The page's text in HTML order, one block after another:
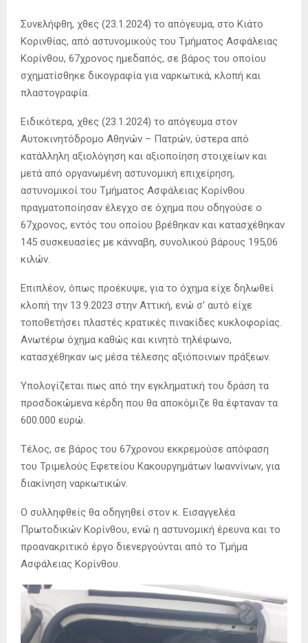
Συνελήφθη, χθες (23.1.2024) το απόγευμα, στο Κιάτο
Κορινθίας, από αστυνομικούς του Τμήματος Ασφάλειας
Κορίνθου, 67χρονος ημεδαπός, σε βάρος του οποίου
σχηματίσθηκε δικογραφία για ναρκωτικά, κλοπή και
πλαστογραφία.
Ειδικότερα, χθες (23.1.2024) το απόγευμα στον
Αυτοκινητόδρομο Αθηνών – Πατρών, ύστερα από
κατάλληλη αξιολόγηση και αξιοποίηση στοιχείων και
μετά από οργανωμένη αστυνομική επιχείρηση,
αστυνομικοί του Τμήματος Ασφάλειας Κορίνθου
πραγματοποίησαν έλεγχο σε όχημα που οδηγούσε ο
67χρονος, εντός του οποίου βρέθηκαν και κατασχέθηκαν
145 συσκευασίες με κάνναβη, συνολικού βάρους 195,06
κιλών.
Επιπλέον, όπως προέκυψε, για το όχημα είχε δηλωθεί
κλοπή την 13.9.2023 στην Αττική, ενώ σ’ αυτό είχε
τοποθετήσει πλαστές κρατικές πινακίδες κυκλοφορίας.
Ανωτέρω όχημα καθώς και κινητό τηλέφωνο,
κατασχέθηκαν ως μέσα τέλεσης αξιόποινων πράξεων.
Υπολογίζεται πως από την εγκληματική του δράση τα
προσδοκώμενα κέρδη που θα αποκόμιζε θα έφταναν τα
600.000 ευρώ.
Τέλος, σε βάρος του 67χρονου εκκρεμούσε απόφαση
του Τριμελούς Εφετείου Κακουργημάτων Ιωαννίνων, για
διακίνηση ναρκωτικών.
Ο συλληφθείς θα οδηγηθεί στον κ. Εισαγγελέα
Πρωτοδικών Κορίνθου, ενώ η αστυνομική έρευνα και το
προανακριτικό έργο διενεργούνται από το Τμήμα
Ασφάλειας Κορίνθου.